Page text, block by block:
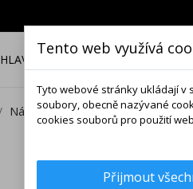
HLAVNÍ NABÍDKA
Náušnice Sedmikrásky
Tento web využívá
Tyto webové stránky ukládají v
soubory, obecně nazývané
cookies souborů pro použití
Přijmout